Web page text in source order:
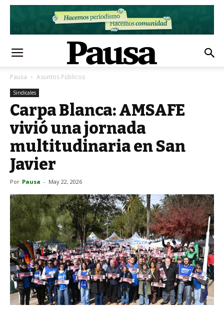
Pausa Asuntos Públicos
Sindicales
Carpa Blanca: AMSAFE
vivió una jornada
multitudinaria en San
Javier
Por Pausa - May 22, 2026